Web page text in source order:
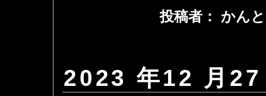
投稿者： かん
2023 年12 月